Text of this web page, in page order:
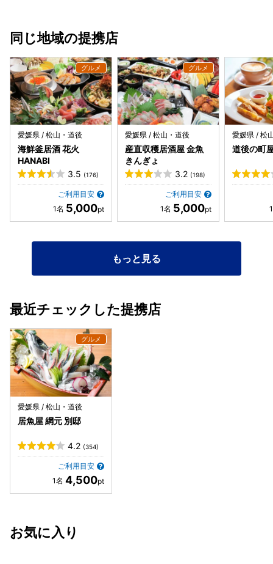
同じ地域の提携店
愛媛県 / 松山・道後
海鮮釜居酒 花火
HANABI
3.5 (176)
ご利用目安
5,000
愛媛県 / 松山・道後
産直収穫居酒屋 金魚
きんぎょ
3.2 (198)
ご利用目安
5,000
愛媛県 / 松
道後の町
もっと見る
最近チェックした提携店
愛媛県 / 松山・道後
居魚屋 網元 別邸
4.2 (354)
ご利用目安
4,500
お気に入り